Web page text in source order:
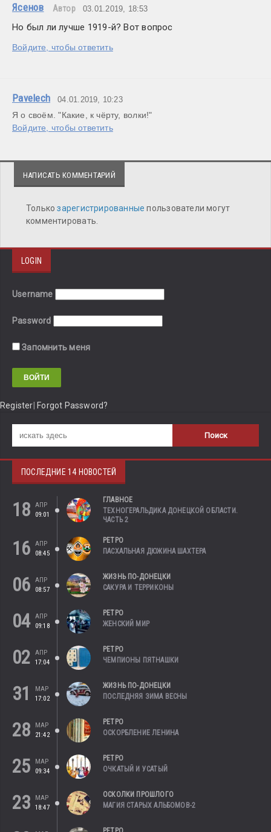
Ясенов Автор 03.01.2019, 18:53
Но был ли лучше 1919-й? Вот вопрос
Войдите, чтобы ответить
Pavelech 04.01.2019, 10:23
Я о своём. "Какие, к чёрту, волки!"
Войдите, чтобы ответить
НАПИСАТЬ КОММЕНТАРИЙ
Толькозарегистрированныепользователи могут
комментировать.
LOGIN
Username
Password
Запомнить меня
Register Forgot Password?
ПОСЛЕДНИЕ 14 НОВОСТЕЙ
18
АПР
09:01
ГЛАВНОЕ
ТЕХНОГЕРАЛЬДИКА ДОНЕЦКОЙ ОБЛАСТИ.
ЧАСТЬ 2
16
АПР
08:45
РЕТРО
ПАСХАЛЬНАЯ ДЮЖИНА ШАХТЕРА
06
АПР
08:57
ЖИЗНЬ ПО-ДОНЕЦКИ
САКУРА И ТЕРРИКОНЫ
04 АПР
09:18
РЕТРО
ЖЕНСКИЙ МИР
02
АПР
17:04
РЕТРО
ЧЕМПИОНЫ ПЯТНАШКИ
31
МАР
17:02
ЖИЗНЬ ПО-ДОНЕЦКИ
ПОСЛЕДНЯЯ ЗИМА ВЕСНЫ
28
МАР
21:42
РЕТРО
ОСКОРБЛЕНИЕ ЛЕНИНА
25
МАР
09:34
РЕТРО
ОЧКАТЫЙ И УСАТЫЙ
23
МАР
18:47
ОСКОЛКИ ПРОШЛОГО
МАГИЯ СТАРЫХ АЛЬБОМОВ-2